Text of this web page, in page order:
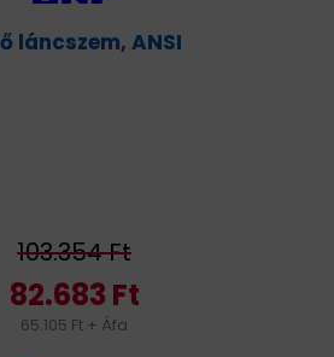
láncszem, ANSI
103.354 Ft
82.683 Ft
65.105 Ft + Áfa